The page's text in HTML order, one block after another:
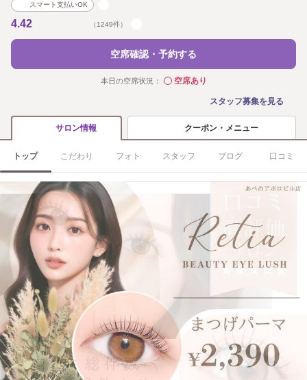
スマート支払いOK
4.42 （1249件）
空席確認・予約する
本日の空席状況： ◯空席あり
スタッフ募集を見る
サロン情報 クーポン・メニュー
トップ こだわり フォト スタッフ ブログ 口コミ